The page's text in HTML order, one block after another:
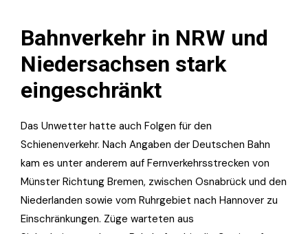
Bahnverkehr in NRW und
Niedersachsen stark
eingeschränkt
Das Unwetter hatte auch Folgen für den
Schienenverkehr. Nach Angaben der Deutschen Bahn
kam es unter anderem auf Fernverkehrsstrecken von
Münster Richtung Bremen, zwischen Osnabrück und den
Niederlanden sowie vom Ruhrgebiet nach Hannover zu
Einschränkungen. Züge warteten aus